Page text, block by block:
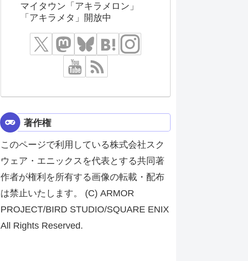
マイタウン「アキラメロン」
「アキラメタ」開放中
著作権
このページで利用している株式会社スク
ウェア・エニックスを代表とする共同著
作者が権利を所有する画像の転載・配布
は禁止いたします。 (C) ARMOR
PROJECT/BIRD STUDIO/SQUARE ENIX
All Rights Reserved.